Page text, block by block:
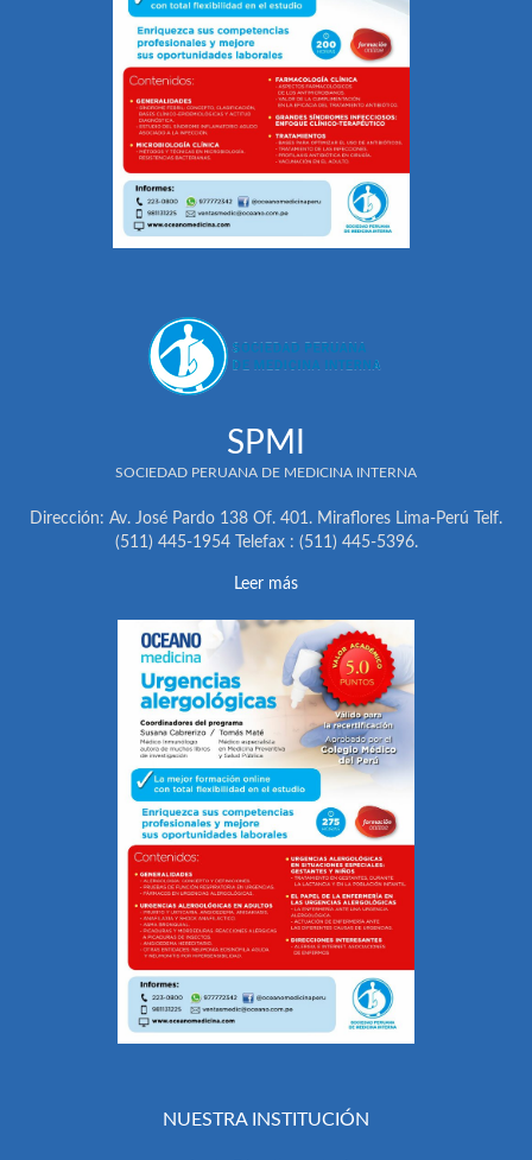
SPMI
SOCIEDAD PERUANA DE MEDICINA INTERNA
Dirección: Av. José Pardo 138 Of. 401. Miraflores Lima-Perú Telf.
(511) 445-1954 Telefax : (511) 445-5396.
Leer más
NUESTRA INSTITUCIÓN